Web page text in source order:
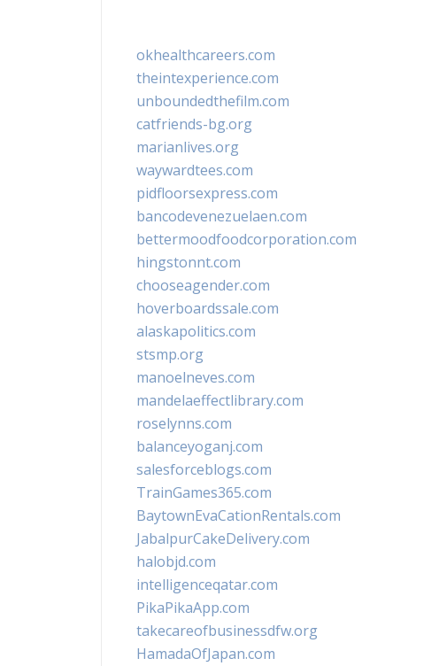
okhealthcareers.com
theintexperience.com
unboundedthefilm.com
catfriends-bg.org
marianlives.org
waywardtees.com
pidfloorsexpress.com
bancodevenezuelaen.com
bettermoodfoodcorporation.com
hingstonnt.com
chooseagender.com
hoverboardssale.com
alaskapolitics.com
stsmp.org
manoelneves.com
mandelaeffectlibrary.com
roselynns.com
balanceyoganj.com
salesforceblogs.com
TrainGames365.com
BaytownEvaCationRentals.com
JabalpurCakeDelivery.com
halobjd.com
intelligenceqatar.com
PikaPikaApp.com
takecareofbusinessdfw.org
HamadaOfJapan.com